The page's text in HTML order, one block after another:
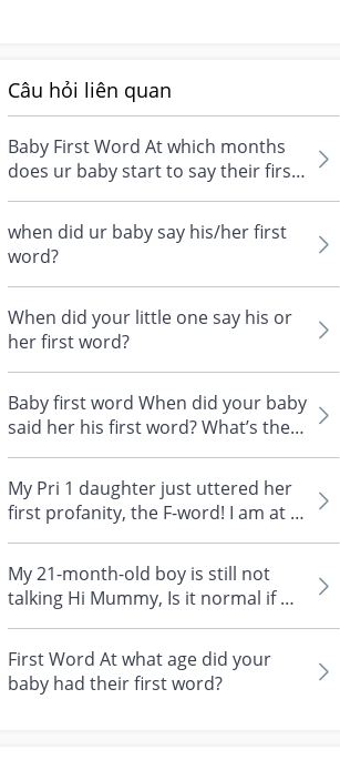
Câu hỏi liên quan
Baby First Word At which months
does ur baby start to say their first
word? And what word is that?
when did ur baby say his/her first
word?
When did your little one say his or
her first word?
Baby first word When did your baby
said her his first word? What’s the
word? :)
My Pri 1 daughter just uttered her
first profanity, the F-word! I am at a
loss on what to tell her....
My 21-month-old boy is still not
talking Hi Mummy, Is it normal if my
21 month old boy is still not...
First Word At what age did your
baby had their first word?